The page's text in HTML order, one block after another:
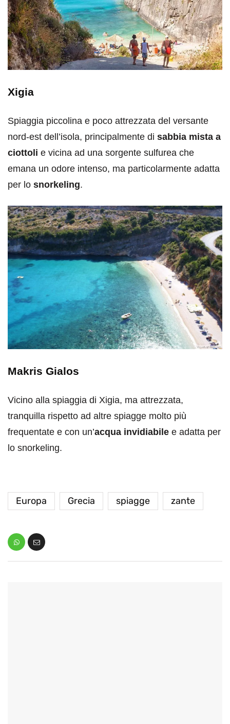
Xigia
Spiaggia piccolina e poco attrezzata del versante
nord-est dell’isola, principalmente di sabbia mista a
ciottoli e vicina ad una sorgente sulfurea che
emana un odore intenso, ma particolarmente adatta
per lo snorkeling.
Makris Gialos
Vicino alla spiaggia di Xigia, ma attrezzata,
tranquilla rispetto ad altre spiagge molto più
frequentate e con un’acqua invidiabile e adatta per
lo snorkeling.
Europa Grecia spiagge zante